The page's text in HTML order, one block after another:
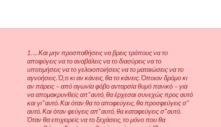
1. … Και μην προσπαθήσεις να βρεις τρόπους να το
αποφύγεις να το αναβάλεις να το διασύρεις να το
υποτιμήσεις να το γελοιοποιήσεις να το ματαιώσεις να το
αγνοήσεις. Ό,τι κι αν κάνεις, θα το κάνεις. Όποιον δρόμο κι
αν πάρεις – από αγωνία φόβο ανταρσία θυμό πανικό – για
να απομακρυνθείς απ” αυτό, θα έρχεσαι συνεχώς προς αυτό
και γι” αυτό. Και όταν θα το αποφεύγεις, θα προσφεύγεις σ”
αυτό. Και όταν φεύγεις απ” αυτό, θα καταφεύγεις σ” αυτό.
Όταν θα επιχειρείς να το ξεχάσεις, το μόνο που θα